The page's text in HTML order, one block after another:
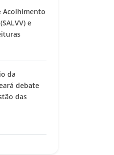
Acolhimento
e
da
debate
das